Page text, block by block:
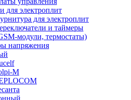
для электроплит
для электроплит
и таймеры
модули, термостаты)
напряжения
M